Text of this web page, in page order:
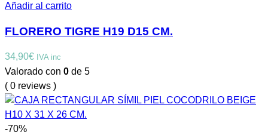
Añadir al carrito
FLORERO TIGRE H19 D15 CM.
34,90€ IVA inc
Valorado con 0 de 5
( 0 reviews )
-70%